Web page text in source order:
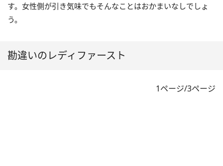
す。女性側が引き気味でもそんなことはおかまいなしでしょ
う。
勘違いのレディファースト
1ページ/3ページ